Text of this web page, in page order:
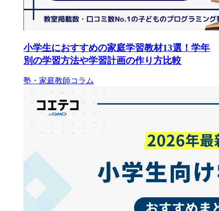
小学生におすすめの家庭学習教材13選！学年
別の学習方法や学習計画の作り方比較
塾・家庭教師コラム